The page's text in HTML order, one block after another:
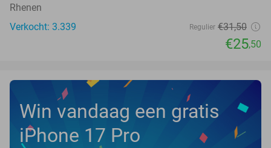
Rhenen
Verkocht: 3.339
Regulier €31,50
€25,50
Win vandaag een gratis
iPhone 17 Pro